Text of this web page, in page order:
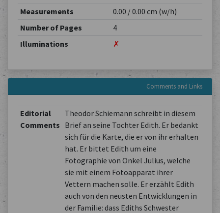
Measurements
0.00 / 0.00 cm (w/h)
Number of Pages
4
Illuminations
✗
Comments and Links
Editorial
Comments
Theodor Schiemann schreibt in diesem
Brief an seine Tochter Edith. Er bedankt
sich für die Karte, die er von ihr erhalten
hat. Er bittet Edith um eine
Fotographie von Onkel Julius, welche
sie mit einem Fotoapparat ihrer
Vettern machen solle. Er erzählt Edith
auch von den neusten Entwicklungen in
der Familie: dass Ediths Schwester